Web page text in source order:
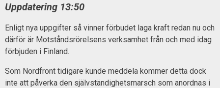
Uppdatering 13:50
Enligt nya uppgifter så vinner förbudet laga kraft redan nu och
därför är Motståndsrörelsens verksamhet från och med idag
förbjuden i Finland.
Som Nordfront tidigare kunde meddela kommer detta dock
inte att påverka den självständighetsmarsch som anordnas i